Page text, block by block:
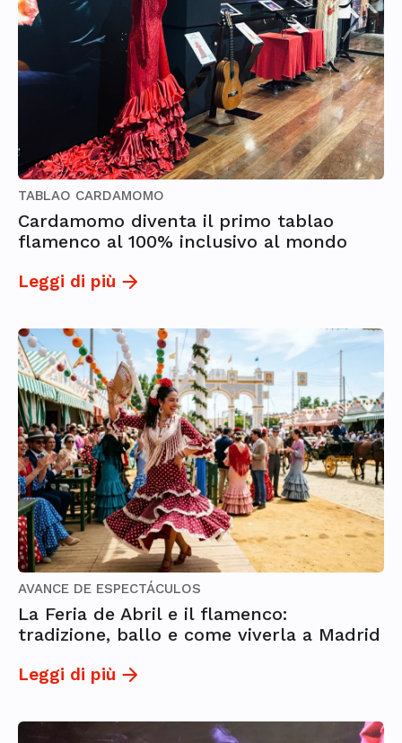
TABLAO CARDAMOMO
Cardamomo diventa il primo tablao
flamenco al 100% inclusivo al mondo
Leggi di più
AVANCE DE ESPECTÁCULOS
La Feria de Abril e il flamenco:
tradizione, ballo e come viverla a Madrid
Leggi di più